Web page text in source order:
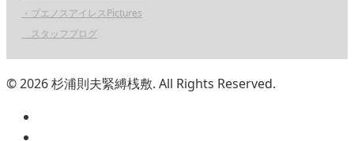
・ブエノスアイレスPictures
スタッフブログ
© 2026 杉浦則夫緊縛桟敷. All Rights Reserved.